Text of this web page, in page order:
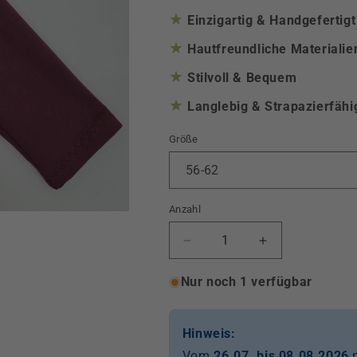
★ Einzigartig & Handgefertigt
★ Hautfreundliche
★ Stilvoll & Bequem
★ Langlebig &
Größe
Anzahl
Verringere
die
Menge
Legging
Bordeaux
Erhöhe
die
Menge
Legging
Nur noch 1 verfügbar
Hinweis: